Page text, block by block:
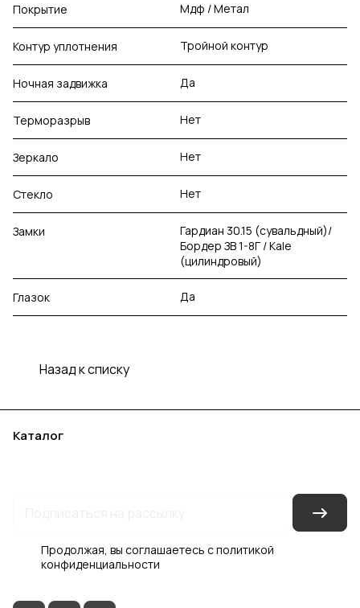
Покрытие Мдф / Метал
Контур уплотнения Тройной контур
Ночная задвижка Да
Терморазрыв Нет
Зеркало Нет
Стекло Нет
Замки
Гардиан 30.15 (сувальдный)/
Бордер ЗВ 1-8Г / Kale
(цилиндровый)
Глазок Да
Назад к списку
Каталог
Продолжая, вы соглашаетесь сполитикой
конфиденциальности